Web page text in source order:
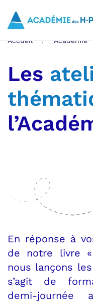
Skip to main
Accueil Académie
Les
En réponse à
de notre livre
nous lançons
s’agit de
demi-